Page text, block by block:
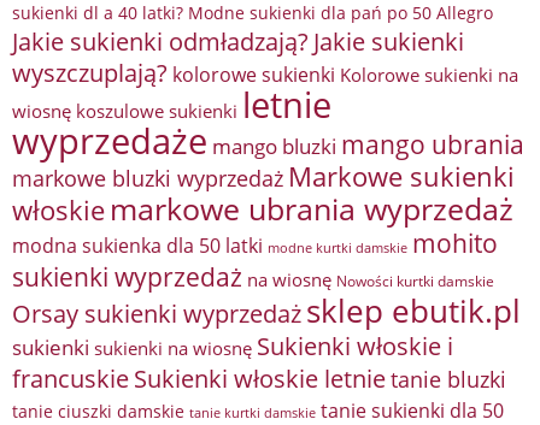
sukienki dl a 40 latki? Modne sukienki dla pań po 50 Allegro
Jakie sukienki odmładzają? Jakie sukienki
wyszczuplają? kolorowe sukienki Kolorowe sukienki na
wiosnę koszulowe sukienki letnie
wyprzedaże mango bluzki mango ubrania
markowe bluzki wyprzedaż Markowe sukienki
włoskie markowe ubrania wyprzedaż
modna sukienka dla 50 latki modne kurtki damskie mohito
sukienki wyprzedaż na wiosnę Nowości kurtki damskie
Orsay sukienki wyprzedażsklep ebutik.pl
sukienki sukienki na wiosnę Sukienki włoskie i
francuskieSukienki włoskie letnietanie bluzki
tanie ciuszki damskie tanie kurtki damskie tanie sukienki dla 50